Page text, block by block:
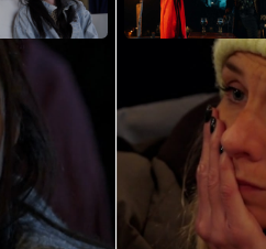
hru vítězky Nicole
že si ďábelskou hru
ukázalo, že Anička jí
být s ní v jakémkoli